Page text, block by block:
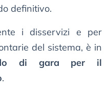
definitivo.
i disservizi e per
del sistema, è in
di gara per il
.